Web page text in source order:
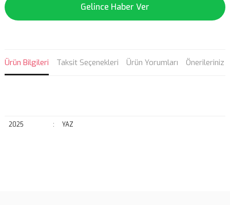
Gelince Haber Ver
Ürün Bilgileri Taksit Seçenekleri Ürün Yorumları Önerileriniz
2025 : YAZ